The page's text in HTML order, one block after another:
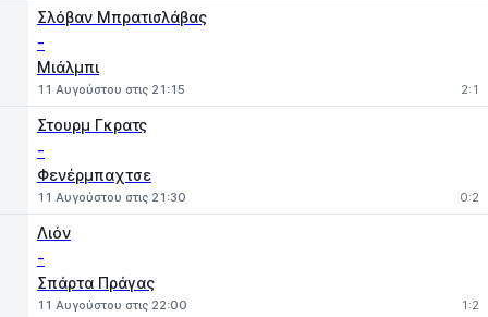
Σλόβαν Μπρατισλάβας
-
Μιάλμπι
11 Αυγούστου στις 21:15 2:1
Στουρμ Γκρατς
-
Φενέρμπαχτσε
11 Αυγούστου στις 21:30 0:2
Λιόν
-
Σπάρτα Πράγας
11 Αυγούστου στις 22:00 1:2